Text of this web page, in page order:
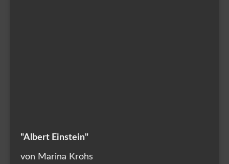
"Albert Einstein"
von Marina Krohs